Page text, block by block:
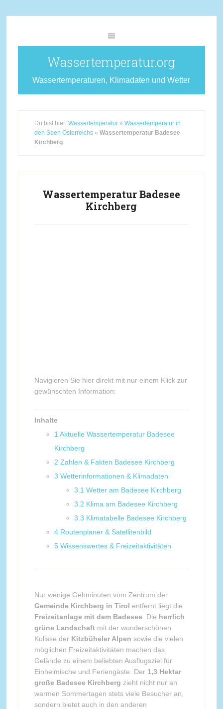
Wassertemperatur.org
Wassertemperaturen, Klimadaten und Wetter
Du bist hier: Wassertemperatur» Wassertemperatur in
den Seen Österreichs» Wassertemperatur Badesee
Kirchberg
Wassertemperatur Badesee
Kirchberg
Navigieren Sie hier direkt mit nur einem Klick zur
gewünschten Information:
Inhalte
1 Aktuelle Wassertemperatur Badesee
Kirchberg
2 Zahlen & Fakten Badesee Kirchberg
3 Wetterinformationen & Klimadaten
3.1 Wetter am Badesee Kirchberg
3.2 Klima am Badesee Kirchberg
3.3 Klimatabelle Badesee Kirchberg
4 Routenplaner & Satellitenbild
5 Wissenswertes & Freizeitaktivitäten
Nur wenige Gehminuten vom Zentrum der
Gemeinde Kirchberg in Tirol entfernt liegt die
Freizeitanlage mit dem Badesee . Die herrlich
grüne Landschaftmit der wunderschönen
Kulisse der Kitzbüheler Alpen sowie die vielen
möglichen Freizeitaktivitäten machen das
Gelände zu einem beliebten Ausflugsziel für
Einheimische und Feriengäste. Der 1,3 Hektar
große Badesee Kirchberg zieht nicht nur an
warmen Sommertagen stets viele Besucher an,
sondern bietet auch in den anderen